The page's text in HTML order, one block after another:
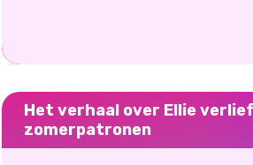
Het verhaal over Ellie
zomerpatronen